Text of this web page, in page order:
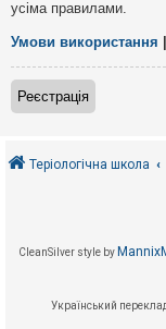
й
А
к
т
и
і
усіма правилами.
Умови використання
Реєстрація
Теріологічна школа
CleanSilver style by
Український